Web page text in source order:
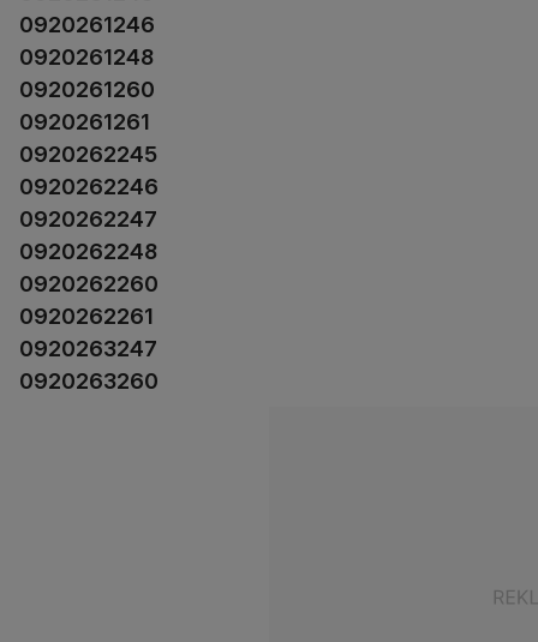
0920261246
0920261248
0920261260
0920261261
0920262245
0920262246
0920262247
0920262248
0920262260
0920262261
0920263247
0920263260